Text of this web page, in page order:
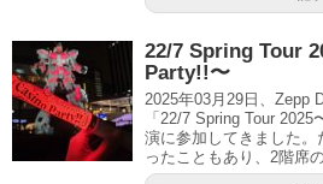
22/7 Spring Tour
Party!!〜
2025年03月29日、Zepp
「22/7 Spring Tour
演に参加してきました
ったこともあり、2階席